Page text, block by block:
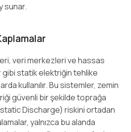
sunar.
veri merkezleri ve hassas
statik elektriğin tehlike
kullanılır. Bu sistemler, zemin
güvenli bir şekilde toprağa
Discharge) riskini ortadan
yalnızca bu alanda